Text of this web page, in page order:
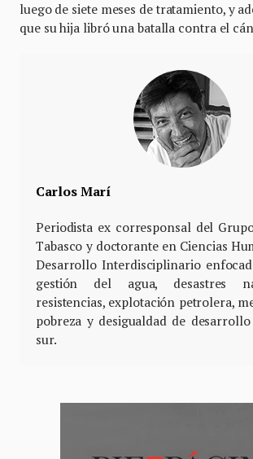
luego de siete meses de tratamiento, y
que su hija libró una batalla contra el
Carlos Marí
Periodista ex corresponsal del
Tabasco y doctorante en Ciencias
Desarrollo Interdisciplinario
gestión del agua, desastres
resistencias, explotación petrolera,
pobreza y desigualdad de
sur.